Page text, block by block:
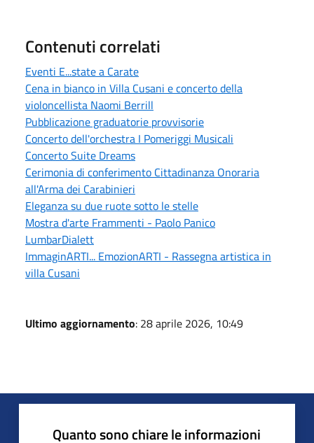
Contenuti correlati
Eventi E...state a Carate
Cena in bianco in Villa Cusani e concerto della
violoncellista Naomi Berrill
Pubblicazione graduatorie provvisorie
Concerto dell'orchestra I Pomeriggi Musicali
Concerto Suite Dreams
Cerimonia di conferimento Cittadinanza Onoraria
all'Arma dei Carabinieri
Eleganza su due ruote sotto le stelle
Mostra d'arte Frammenti - Paolo Panico
LumbarDialett
ImmaginARTI... EmozionARTI - Rassegna artistica in
villa Cusani
Ultimo aggiornamento: 28 aprile 2026, 10:49
Quanto sono chiare le informazioni